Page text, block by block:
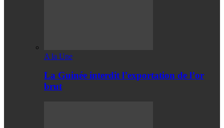
A la Une
La Guinée interdit l’exportation de l’or
brut